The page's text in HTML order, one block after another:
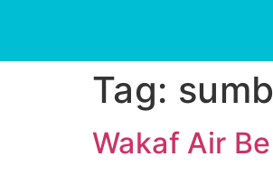
Tag:
Wakaf Air